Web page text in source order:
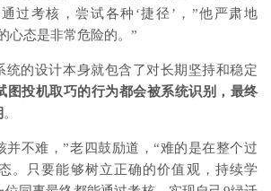
过考核，尝试各种‘捷径’，”他严肃地
心态是非常危险的。”
统的设计本身就包含了对长期坚持和稳定
图投机取巧的行为都会被系统识别，最终
。
并不难，”老四鼓励道，“难的是在整个过
。只要能够树立正确的价值观，持续学